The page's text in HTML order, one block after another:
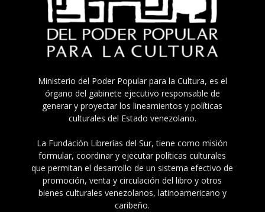
Ministerio del Poder Popular para la Cultura, es el
órgano del gabinete ejecutivo responsable de
generar y proyectar los lineamientos y políticas
culturales del Estado venezolano.
La Fundación Librerías del Sur, tiene como misión
formular, coordinar y ejecutar políticas culturales
que permitan el desarrollo de un sistema efectivo de
promoción, venta y circulación del libro y otros
bienes culturales venezolanos, latinoamericano y
caribeño.